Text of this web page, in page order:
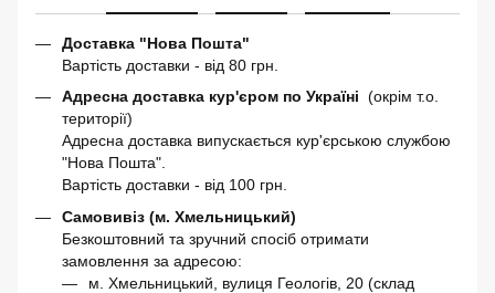
Доставка "Нова Пошта"
Вартість доставки - від 80 грн.
Адресна доставка кур'єром по Україні (окрім т.о.
території)
Адресна доставка випускається кур'єрською службою
"Нова Пошта".
Вартість доставки - від 100 грн.
Самовивіз (м. Хмельницький)
Безкоштовний та зручний спосіб отримати
замовлення за адресою:
м. Хмельницький, вулиця Геологів, 20 (склад